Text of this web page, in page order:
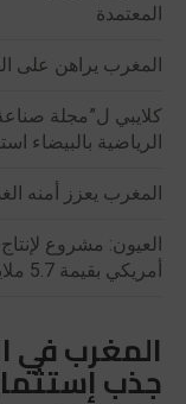
المعتمدة
المغرب يراهن على
كلايبي ل”مجلة
الرياضية بالبيضاء
المغرب يعزز أمنه
العيون: مشروع
أمريكي بقيمة 5.7 ملايين دولار
المغرب في
جذب